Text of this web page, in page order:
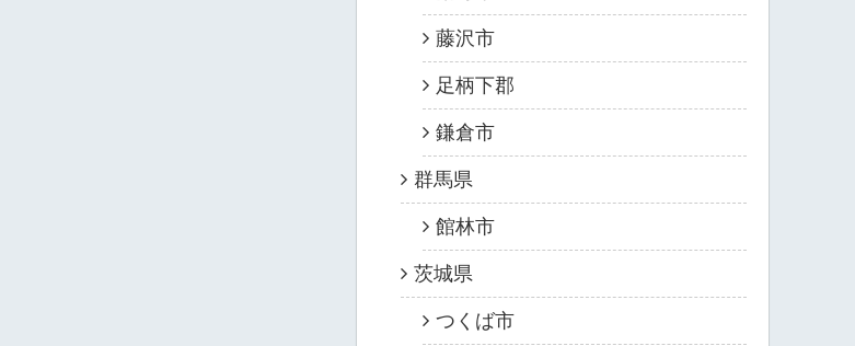
藤沢市
足柄下郡
鎌倉市
群馬県
館林市
茨城県
つくば市